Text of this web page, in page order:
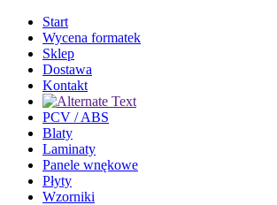
Start
Wycena formatek
Sklep
Dostawa
Kontakt
PCV / ABS
Blaty
Laminaty
Panele wnękowe
Płyty
Wzorniki